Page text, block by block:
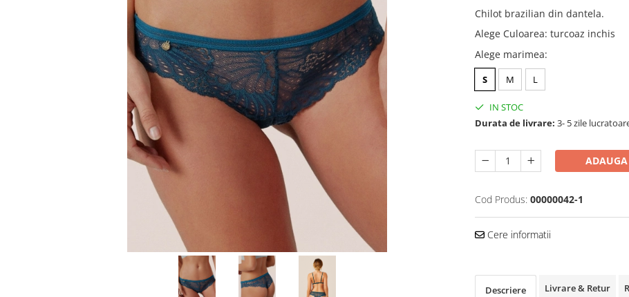
Chilot brazilian din dantela.
Alege Culoarea: turcoaz inchis
Alege marimea:
S M L
IN STOC
Durata de livrare: 3- 5 zile
Cod Produs: 00000042-1
Cere informatii
Descriere Livrare & Retur